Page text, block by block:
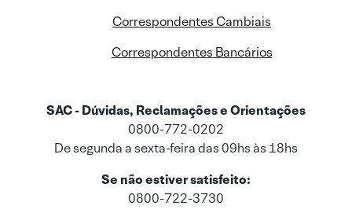
Correspondentes Cambiais
Correspondentes Bancários
SAC - Dúvidas, Reclamações e Orientações
0800-772-0202
De segunda a sexta-feira das 09hs às 18hs
Se não estiver satisfeito:
0800-722-3730